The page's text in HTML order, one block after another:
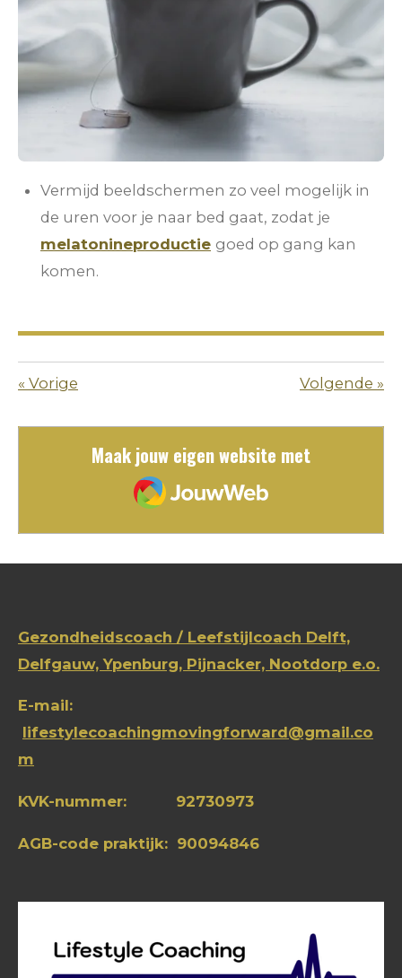
Vermijd beeldschermen zo veel mogelijk in
de uren voor je naar bed gaat, zodat je
melatonineproductie goed op gang kan
komen.
« Vorige Volgende »
Maak jouw eigen website met
JouwWeb
Gezondheidscoach / Leefstijlcoach Delft,
Delfgauw,Ypenburg, Pijnacker, Nootdorp e.o.
E-mail:
lifestylecoachingmovingforward@gmail.co
m
KVK-nummer: 92730973
AGB-code praktijk: 90094846